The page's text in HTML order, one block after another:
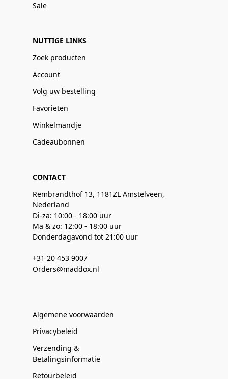
Sale
NUTTIGE LINKS
Zoek producten
Account
Volg uw bestelling
Favorieten
Winkelmandje
Cadeaubonnen
CONTACT
Rembrandthof 13, 1181ZL Amstelveen,
Nederland
Di-za: 10:00 - 18:00 uur
Ma & zo: 12:00 - 18:00 uur
Donderdagavond tot 21:00 uur
+31 20 453 9007
Orders@maddox.nl
Algemene voorwaarden
Privacybeleid
Verzending &
Betalingsinformatie
Retourbeleid